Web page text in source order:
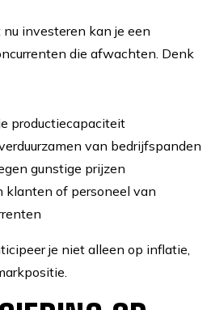
investeren kan je een
die afwachten. Denk
productiecapaciteit
van bedrijfspanden
gunstige prijzen
klanten of personeel van
je niet alleen op inflatie,